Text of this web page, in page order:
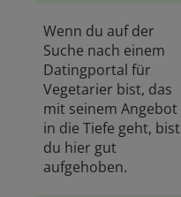
Wenn du auf der
Suche nach einem
Datingportal für
Vegetarier bist, das
mit seinem Angebot
in die Tiefe geht, bist
du hier gut
aufgehoben.